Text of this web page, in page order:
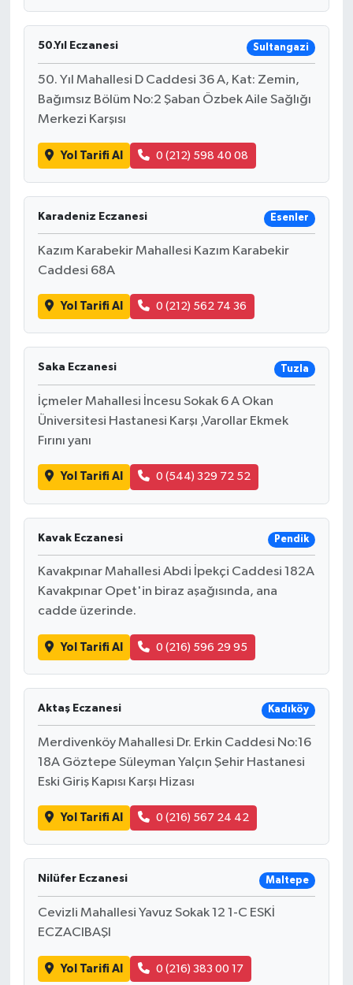
50.Yıl Eczanesi Sultangazi
50. Yıl Mahallesi D Caddesi 36 A, Kat: Zemin,
Bağımsız Bölüm No:2 Şaban Özbek Aile Sağlığı
Merkezi Karşısı
Yol Tarifi Al 0 (212) 598 40 08
Karadeniz Eczanesi Esenler
Kazım Karabekir Mahallesi Kazım Karabekir
Caddesi 68A
Yol Tarifi Al 0 (212) 562 74 36
Saka Eczanesi Tuzla
İçmeler Mahallesi İncesu Sokak 6 A Okan
Üniversitesi Hastanesi Karşı ,Varollar Ekmek
Fırını yanı
Yol Tarifi Al 0 (544) 329 72 52
Kavak Eczanesi Pendik
Kavakpınar Mahallesi Abdi İpekçi Caddesi 182A
Kavakpınar Opet'in biraz aşağısında, ana
cadde üzerinde.
Yol Tarifi Al 0 (216) 596 29 95
Aktaş Eczanesi Kadıköy
Merdivenköy Mahallesi Dr. Erkin Caddesi No:16
18A Göztepe Süleyman Yalçın Şehir Hastanesi
Eski Giriş Kapısı Karşı Hizası
Yol Tarifi Al 0 (216) 567 24 42
Nilüfer Eczanesi Maltepe
Cevizli Mahallesi Yavuz Sokak 12 1-C ESKİ
ECZACIBAŞI
Yol Tarifi Al 0 (216) 383 00 17